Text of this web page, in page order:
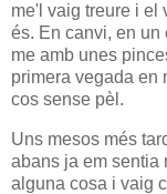
me'l vaig treure i el
és. En canvi, en un
me amb unes
primera vegada en
cos sense pèl.
Uns mesos més
abans ja em sentia
alguna cosa i vaig